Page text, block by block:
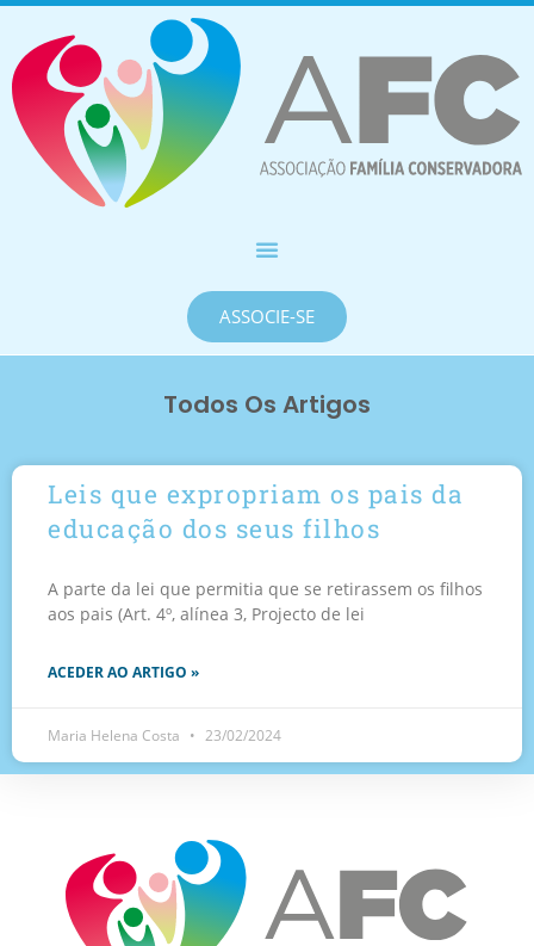
ASSOCIE-SE
Todos Os Artigos
Leis que expropriam os pais da
educação dos seus filhos
A parte da lei que permitia que se retirassem os filhos
aos pais (Art. 4º, alínea 3, Projecto de lei
ACEDER AO ARTIGO »
Maria Helena Costa 23/02/2024